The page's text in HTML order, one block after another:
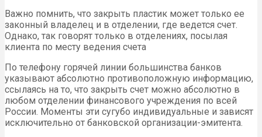
Важно помнить, что закрыть пластик может только ее
законный владелец и в отделении, где ведется счет.
Однако, так говорят только в отделениях, посылая
клиента по месту ведения счета
По телефону горячей линии большинства банков
указывают абсолютно противоположную информацию,
ссылаясь на то, что закрыть счет можно абсолютно в
любом отделении финансового учреждения по всей
России. Моменты эти сугубо индивидуальные и зависят
исключительно от банковской организации-эмитента.